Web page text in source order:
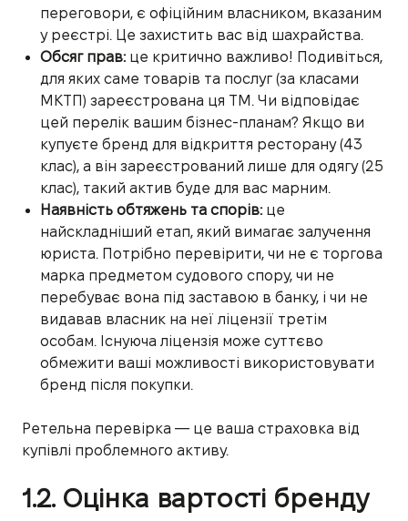
переговори, є офіційним власником, вказаним
у реєстрі. Це захистить вас від шахрайства.
Обсяг прав:це критично важливо! Подивіться,
для яких саме товарів та послуг (за класами
МКТП) зареєстрована ця ТМ. Чи відповідає
цей перелік вашим бізнес-планам? Якщо ви
купуєте бренд для відкриття ресторану (43
клас), а він зареєстрований лише для одягу (25
клас), такий актив буде для вас марним.
Наявність обтяжень та спорів:це
найскладніший етап, який вимагає залучення
юриста. Потрібно перевірити, чи не є торгова
марка предметом судового спору, чи не
перебуває вона під заставою в банку, і чи не
видавав власник на неї ліцензії третім
особам. Існуюча ліцензія може суттєво
обмежити ваші можливості використовувати
бренд після покупки.
Ретельна перевірка — це ваша страховка від
купівлі проблемного активу.
1.2. Оцінка вартості бренду